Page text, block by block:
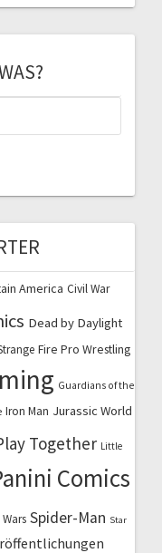
America Civil War
Dead by Daylight
Fire Pro Wrestling
Guardians of the
Iron Man Jurassic World
Together Little
Comics
Wars Spider-Man Star